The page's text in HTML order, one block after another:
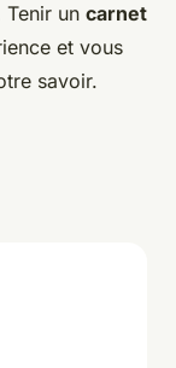
un carnet
et vous
savoir.